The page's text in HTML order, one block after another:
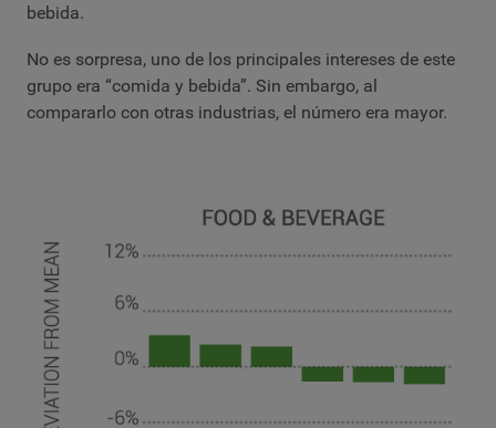
bebida.
No es sorpresa, uno de los principales intereses de este
grupo era “comida y bebida”. Sin embargo, al
compararlo con otras industrias, el número era mayor.